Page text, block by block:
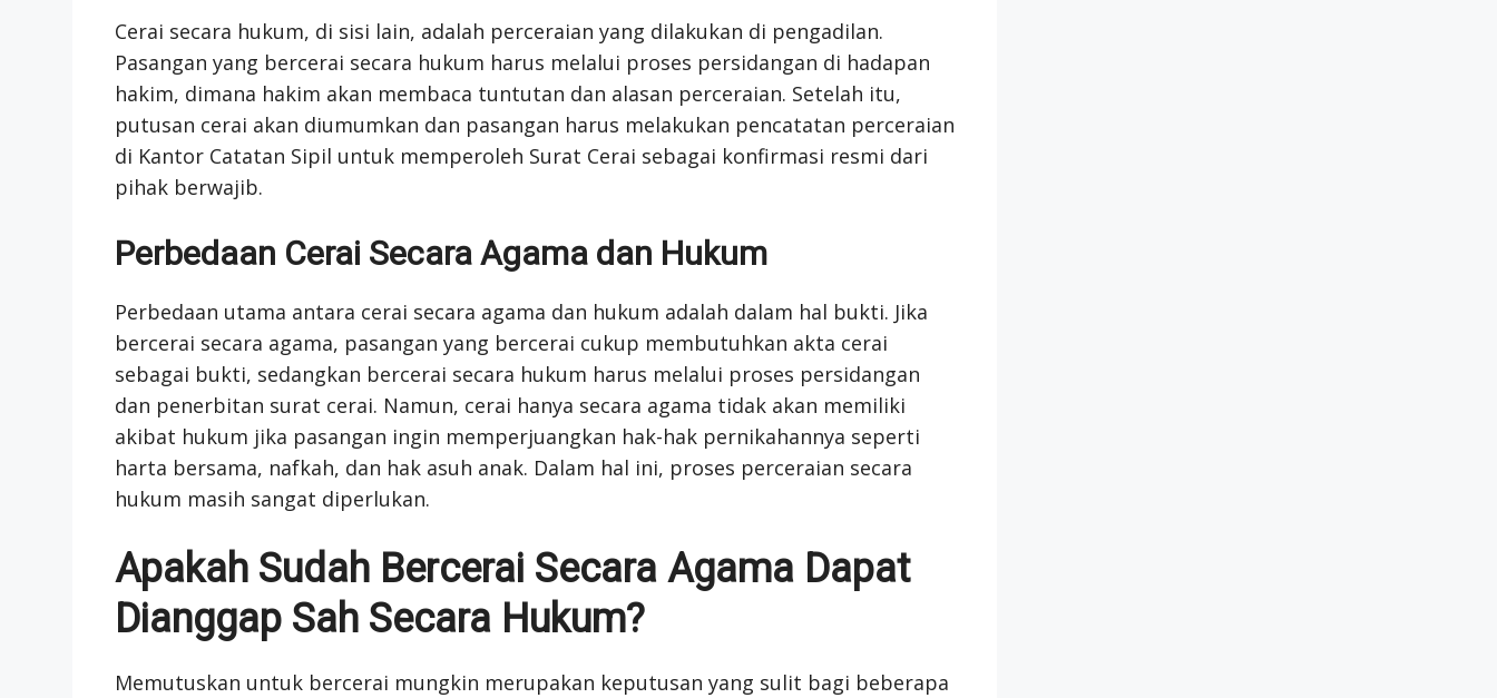
Cerai secara hukum, di sisi lain, adalah perceraian yang dilakukan di pengadilan.
Pasangan yang bercerai secara hukum harus melalui proses persidangan di hadapan
hakim, dimana hakim akan membaca tuntutan dan alasan perceraian. Setelah itu,
putusan cerai akan diumumkan dan pasangan harus melakukan pencatatan perceraian
di Kantor Catatan Sipil untuk memperoleh Surat Cerai sebagai konfirmasi resmi dari
pihak berwajib.
Perbedaan Cerai Secara Agama dan Hukum
Perbedaan utama antara cerai secara agama dan hukum adalah dalam hal bukti. Jika
bercerai secara agama, pasangan yang bercerai cukup membutuhkan akta cerai
sebagai bukti, sedangkan bercerai secara hukum harus melalui proses persidangan
dan penerbitan surat cerai. Namun, cerai hanya secara agama tidak akan memiliki
akibat hukum jika pasangan ingin memperjuangkan hak-hak pernikahannya seperti
harta bersama, nafkah, dan hak asuh anak. Dalam hal ini, proses perceraian secara
hukum masih sangat diperlukan.
Apakah Sudah Bercerai Secara Agama Dapat
Dianggap Sah Secara Hukum?
Memutuskan untuk bercerai mungkin merupakan keputusan yang sulit bagi beberapa